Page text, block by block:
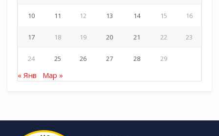
10 11 12 13 14 15 16
17 18 19 20 21 22 23
24 25 26 27 28 29
« Янв Мар »